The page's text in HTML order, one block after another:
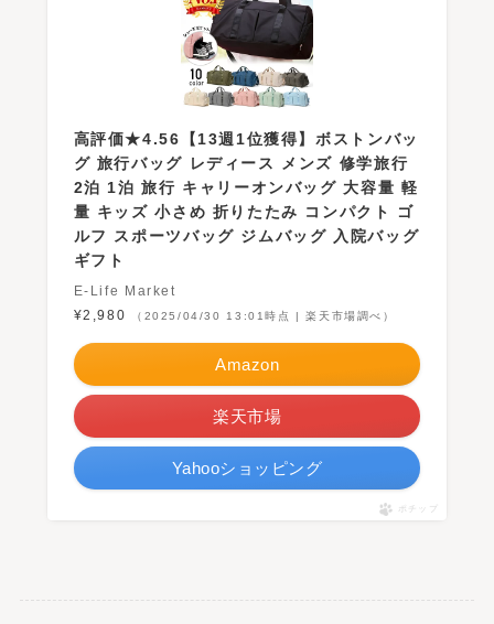
高評価★4.56【13週1位獲得】ボストンバッ
グ 旅行バッグ レディース メンズ 修学旅行
2泊 1泊 旅行 キャリーオンバッグ 大容量 軽
量 キッズ 小さめ 折りたたみ コンパクト ゴ
ルフ スポーツバッグ ジムバッグ 入院バッグ
ギフト
E-Life Market
¥2,980
（2025/04/30 13:01時点 | 楽天市場調べ）
Amazon
楽天市場
Yahooショッピング
ポチップ